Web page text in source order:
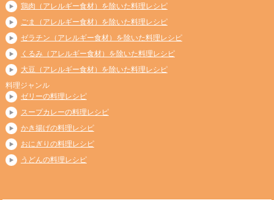
鶏肉（アレルギー食材）を除いた料理レシピ
ごま（アレルギー食材）を除いた料理レシピ
ゼラチン（アレルギー食材）を除いた料理レシピ
くるみ（アレルギー食材）を除いた料理レシピ
大豆（アレルギー食材）を除いた料理レシピ
料理ジャンル
ゼリーの料理レシピ
スープカレーの料理レシピ
かき揚げの料理レシピ
おにぎりの料理レシピ
うどんの料理レシピ